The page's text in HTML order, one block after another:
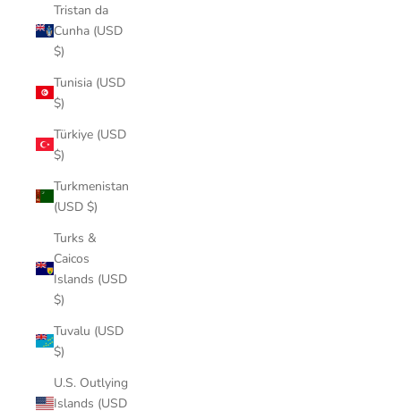
Tristan da
Cunha (USD
$)
Tunisia (USD
$)
Türkiye (USD
$)
Turkmenistan
(USD $)
Turks &
Caicos
Islands (USD
$)
Tuvalu (USD
$)
U.S. Outlying
Islands (USD